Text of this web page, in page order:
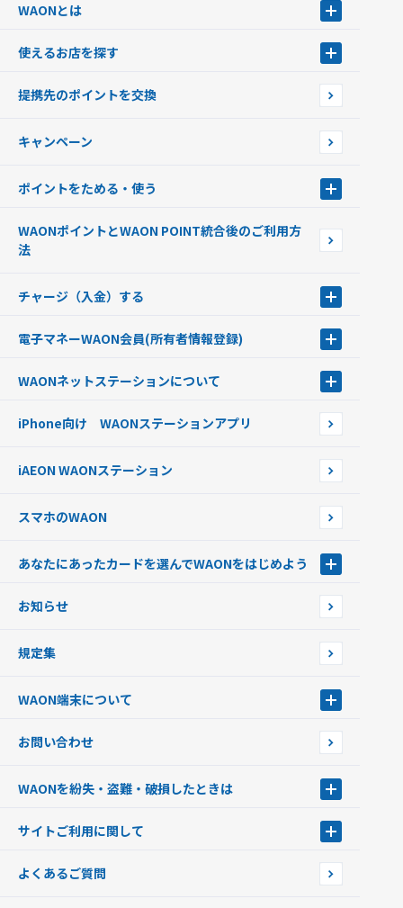
WAONとは
WAONを申込む
インターネット上でのお買い物について（ネット決済）
使えるお店を探す
店舗検索
イオン銀行ATM設置場所
提携先のポイントを交換
キャンペーン
ポイントをためる・使う
ポイントの有効期限について
WAONポイントとWAON POINT統合後のご利用方
法
チャージ（入金）する
現金でチャージする
銀行口座・ATMからチャージする
オートチャージ
ポイントからチャージする
チャージ上限金額の変更について
電子マネーWAON会員(所有者情報登録)
WAON POINTサービス会員登録に伴う個人データの共同利用のお知
WAONネットステーションについて
WAONネットステーションWAON端末について
iPhone向け WAONステーションアプリ
iAEON WAONステーション
スマホのWAON
あなたにあったカードを選んでWAONをはじめよう
フードバンク応援WAON
ご当地WAON
G.G WAON
WAONカード・WAONカードプラス
モバイルWAON
提携WAONカード
お知らせ
規定集
WAON端末について
WAONネットステーション
新型WAONステーション
WAONチャージャーmini
お問い合わせ
WAONを紛失・盗難・破損したときは
WAONカードの拾得について
サイトご利用に関して
企業情報
よくあるご質問